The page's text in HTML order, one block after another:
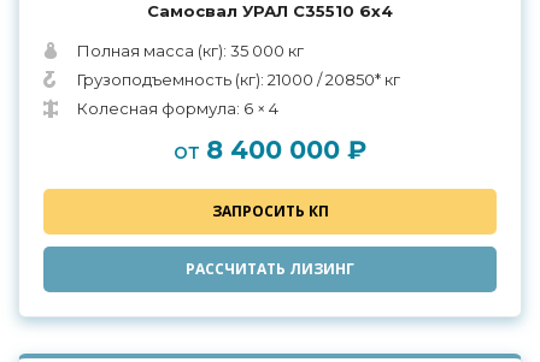
Самосвал УРАЛ С35510 6х4
Полная масса (кг): 35 000 кг
Грузоподъемность (кг): 21000 / 20850* кг
Колесная формула: 6 × 4
от 8 400 000 ₽
ЗАПРОСИТЬ КП
РАССЧИТАТЬ ЛИЗИНГ